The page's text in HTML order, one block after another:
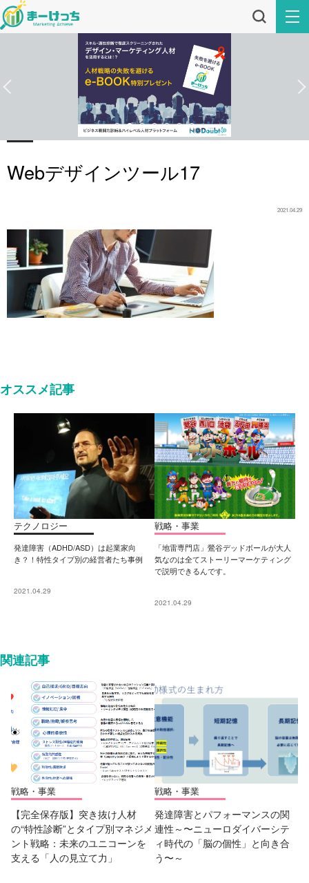
Webデザインツール17
2021.04.29
オススメ記事
テクノロジー
発達障害（ADHD/ASD）は起業家向
き？！特性タイプ別の経営者たち事例
2021.04.29
戦略・事業
「地雷専門店」鶯谷デッドボールが大人
気なのは全てストーリーマーケティング
で説明できるんです。
2021.04.29
関連記事
戦略・事業
【完全保存版】突き抜け人材
の“特性診断”とタイプ別マネジメ
ント戦略：未来のユニコーンを
支える「人の見立て力」
戦略・事業
発達障害とパフォーマンスの関
連性～〜ニューロダイバーシテ
ィ時代の「脳の個性」と向き合
う〜～